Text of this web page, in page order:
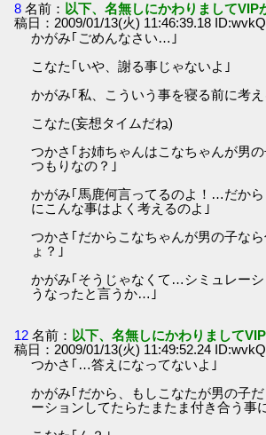
8 名前： 以下、名無しにかわりましてVIP
稿日：2009/01/13(火) 11:46:39.18
かがみ｢ごめんなさい…｣
こなた｢いや、謝る事じゃないよ｣
かがみ｢私、こういう事を寝る前に考
こなた(妄想タイムだね)
つかさ｢お姉ちゃんはこなちゃんが男
つもりなの？｣
かがみ｢馬鹿何言ってるのよ！…だから
にこんな事はよく考えるのよ｣
つかさ｢だからこなちゃんが男の子な
ょ？｣
かがみ｢そうじゃなくて…シミュレー
うなったと言うか…｣
12 名前： 以下、名無しにかわりまして
稿日：2009/01/13(火) 11:49:52.24
つかさ｢…答えになってないよ｣
かがみ｢だから、もしこなたが男の子
ーションしてたらたまたま付き合う事